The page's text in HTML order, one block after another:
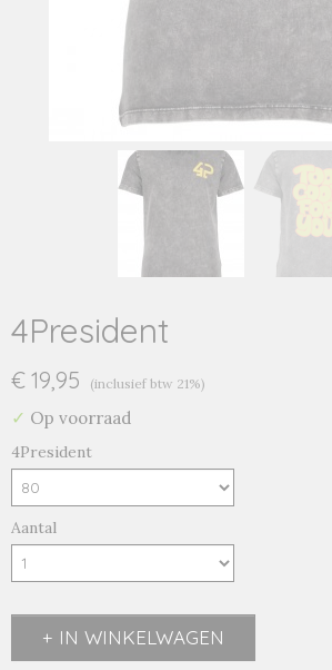
4President
€ 19,95 (inclusief btw 21%)
✓ Op voorraad
4President
Aantal
IN WINKELWAGEN